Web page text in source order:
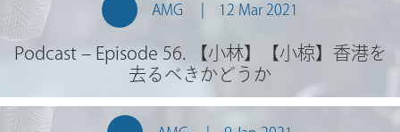
AMG 12 Mar 2021
Podcast – Episode 56. 【小林】【小椋】香港を
去るべきかどうか